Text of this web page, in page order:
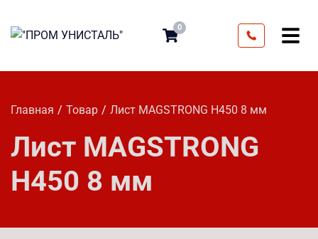
0
Главная Товар Лист MAGSTRONG H450 8 мм
Лист MAGSTRONG
H450 8 мм